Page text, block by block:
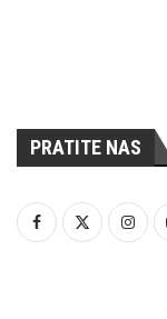
PRATITE NAS